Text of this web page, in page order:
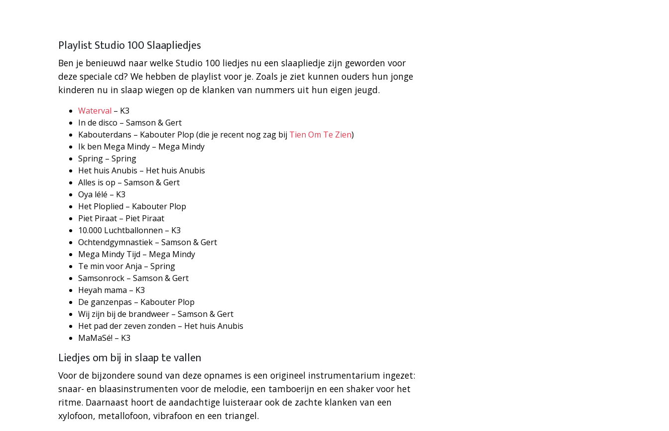
Playlist Studio 100 Slaapliedjes
Ben je benieuwd naar welke Studio 100 liedjes nu een slaapliedje zijn geworden voor
deze speciale cd? We hebben de playlist voor je. Zoals je ziet kunnen ouders hun jonge
kinderen nu in slaap wiegen op de klanken van nummers uit hun eigen jeugd.
Waterval – K3
In de disco – Samson & Gert
Kabouterdans – Kabouter Plop (die je recent nog zag bij Tien Om Te Zien)
Ik ben Mega Mindy – Mega Mindy
Spring – Spring
Het huis Anubis – Het huis Anubis
Alles is op – Samson & Gert
Oya lélé – K3
Het Ploplied – Kabouter Plop
Piet Piraat – Piet Piraat
10.000 Luchtballonnen – K3
Ochtendgymnastiek – Samson & Gert
Mega Mindy Tijd – Mega Mindy
Te min voor Anja – Spring
Samsonrock – Samson & Gert
Heyah mama – K3
De ganzenpas – Kabouter Plop
Wij zijn bij de brandweer – Samson & Gert
Het pad der zeven zonden – Het huis Anubis
MaMaSé! – K3
Liedjes om bij in slaap te vallen
Voor de bijzondere sound van deze opnames is een origineel instrumentarium ingezet:
snaar- en blaasinstrumenten voor de melodie, een tamboerijn en een shaker voor het
ritme. Daarnaast hoort de aandachtige luisteraar ook de zachte klanken van een
xylofoon, metallofoon, vibrafoon en een triangel.